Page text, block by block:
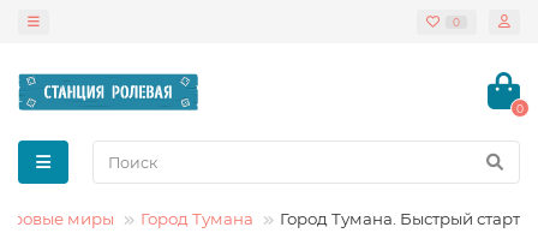
0
0
миры Город Тумана Город Тумана. Быстрый старт